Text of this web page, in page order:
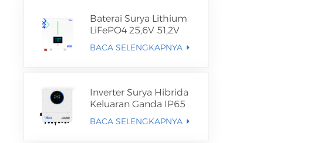
Baterai Surya Lithium
LiFePO4 25,6V 51,2V
BACA SELENGKAPNYA
Inverter Surya Hibrida
Keluaran Ganda IP65
BACA SELENGKAPNYA